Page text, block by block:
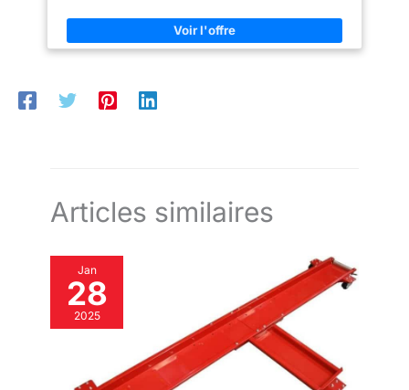
Articles similaires
Jan
28
2025